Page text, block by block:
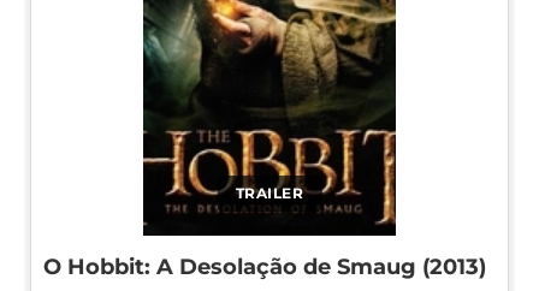
TRAILER
O Hobbit: A Desolação de Smaug (2013)